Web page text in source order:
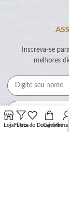
Inscreva-se
melhores
Ao marcar essa
Loja Filtros
Lista de Desejos
Carrinho
Minha